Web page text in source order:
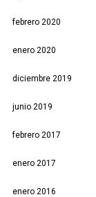
febrero 2020
enero 2020
diciembre 2019
junio 2019
febrero 2017
enero 2017
enero 2016